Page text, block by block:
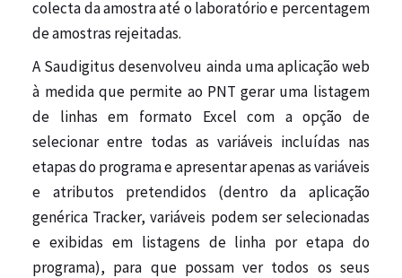
colecta da amostra até o laboratório e percentagem
de amostras rejeitadas.
A Saudigitus desenvolveu ainda uma aplicação web
à medida que permite ao PNT gerar uma listagem
de linhas em formato Excel com a opção de
selecionar entre todas as variáveis ​​incluídas nas
etapas do programa e apresentar apenas as variáveis
​​e atributos pretendidos (dentro da aplicação
genérica Tracker, variáveis ​​podem ser selecionadas
e exibidas em listagens de linha por etapa do
programa), para que possam ver todos os seus